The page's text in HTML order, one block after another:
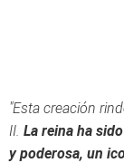
"Esta creación
II. La reina ha
y poderosa, un